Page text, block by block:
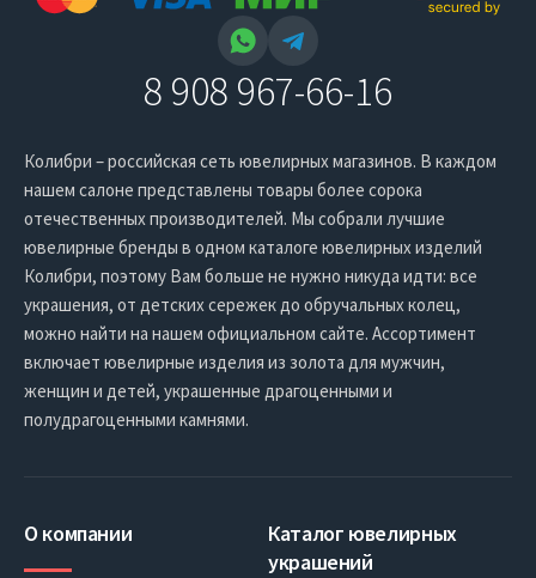
8 908 967-66-16
Колибри – российская сеть ювелирных магазинов. В каждом
нашем салоне представлены товары более сорока
отечественных производителей. Мы собрали лучшие
ювелирные бренды в одном каталоге ювелирных изделий
Колибри, поэтому Вам больше не нужно никуда идти: все
украшения, от детских сережек до обручальных колец,
можно найти на нашем официальном сайте. Ассортимент
включает ювелирные изделия из золота для мужчин,
женщин и детей, украшенные драгоценными и
полудрагоценными камнями.
О компании
Каталог ювелирных
украшений